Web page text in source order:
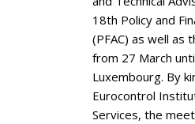
18th Policy and
(PFAC) as well as
from 27 March
Luxembourg. By
Eurocontrol
Services, the